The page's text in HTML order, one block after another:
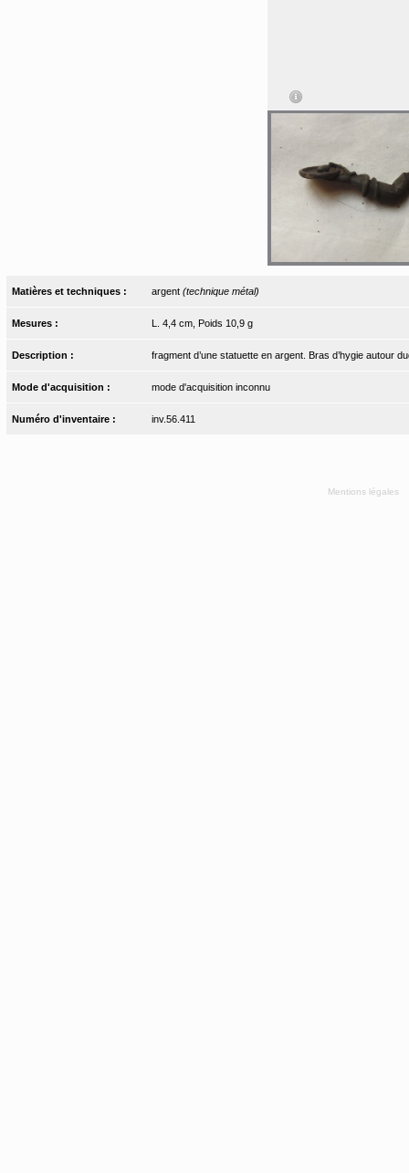
Matières et techniques : argent (technique métal)
Mesures : L. 4,4 cm, Poids 10,9 g
Description : fragment d’une statuette en argent. Bras d’hygie autour
Mode d'acquisition : mode d'acquisition inconnu
Numéro d'inventaire : inv.56.411
Mentions légales